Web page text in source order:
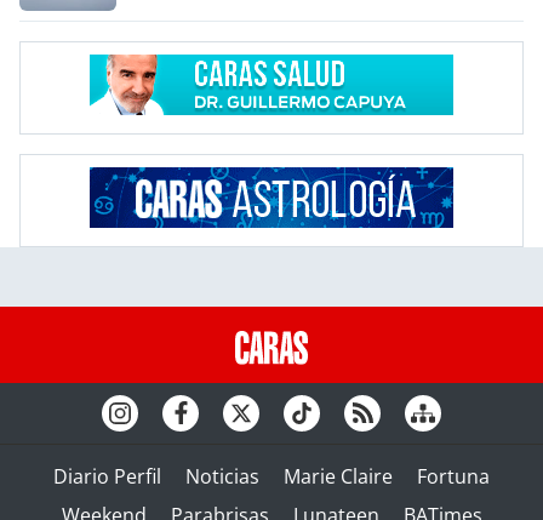
Diario Perfil Noticias Marie Claire
Fortuna
Weekend
Parabrisas Lunateen BATimes